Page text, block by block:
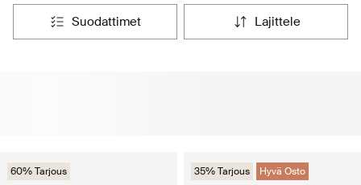
suodattimet lajittele
60% Tarjous 35% Tarjous Hyvä Osto